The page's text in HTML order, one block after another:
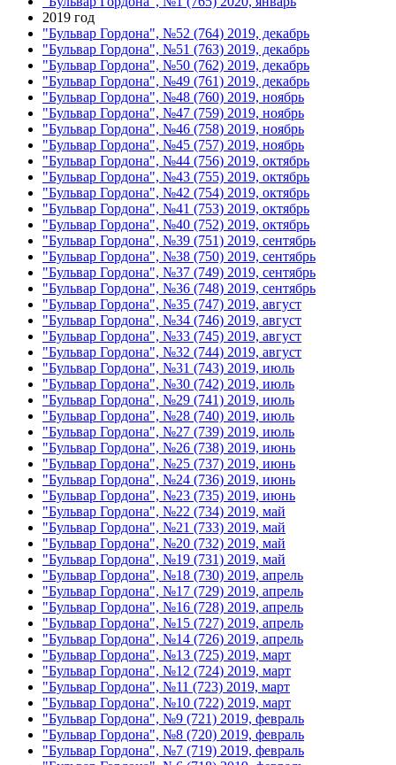
2019 год
"Бульвар Гордона", №52 (764) 2019, декабрь
"Бульвар Гордона", №51 (763) 2019, декабрь
"Бульвар Гордона", №50 (762) 2019, декабрь
"Бульвар Гордона", №49 (761) 2019, декабрь
"Бульвар Гордона", №48 (760) 2019, ноябрь
"Бульвар Гордона", №47 (759) 2019, ноябрь
"Бульвар Гордона", №46 (758) 2019, ноябрь
"Бульвар Гордона", №45 (757) 2019, ноябрь
"Бульвар Гордона", №44 (756) 2019, октябрь
"Бульвар Гордона", №43 (755) 2019, октябрь
"Бульвар Гордона", №42 (754) 2019, октябрь
"Бульвар Гордона", №41 (753) 2019, октябрь
"Бульвар Гордона", №40 (752) 2019, октябрь
"Бульвар Гордона", №39 (751) 2019, сентябрь
"Бульвар Гордона", №38 (750) 2019, сентябрь
"Бульвар Гордона", №37 (749) 2019, сентябрь
"Бульвар Гордона", №36 (748) 2019, сентябрь
"Бульвар Гордона", №35 (747) 2019, август
"Бульвар Гордона", №34 (746) 2019, август
"Бульвар Гордона", №33 (745) 2019, август
"Бульвар Гордона", №32 (744) 2019, август
"Бульвар Гордона", №31 (743) 2019, июль
"Бульвар Гордона", №30 (742) 2019, июль
"Бульвар Гордона", №29 (741) 2019, июль
"Бульвар Гордона", №28 (740) 2019, июль
"Бульвар Гордона", №27 (739) 2019, июль
"Бульвар Гордона", №26 (738) 2019, июнь
"Бульвар Гордона", №25 (737) 2019, июнь
"Бульвар Гордона", №24 (736) 2019, июнь
"Бульвар Гордона", №23 (735) 2019, июнь
"Бульвар Гордона", №22 (734) 2019, май
"Бульвар Гордона", №21 (733) 2019, май
"Бульвар Гордона", №20 (732) 2019, май
"Бульвар Гордона", №19 (731) 2019, май
"Бульвар Гордона", №18 (730) 2019, апрель
"Бульвар Гордона", №17 (729) 2019, апрель
"Бульвар Гордона", №16 (728) 2019, апрель
"Бульвар Гордона", №15 (727) 2019, апрель
"Бульвар Гордона", №14 (726) 2019, апрель
"Бульвар Гордона", №13 (725) 2019, март
"Бульвар Гордона", №12 (724) 2019, март
"Бульвар Гордона", №11 (723) 2019, март
"Бульвар Гордона", №10 (722) 2019, март
"Бульвар Гордона", №9 (721) 2019, февраль
"Бульвар Гордона", №8 (720) 2019, февраль
"Бульвар Гордона", №7 (719) 2019, февраль